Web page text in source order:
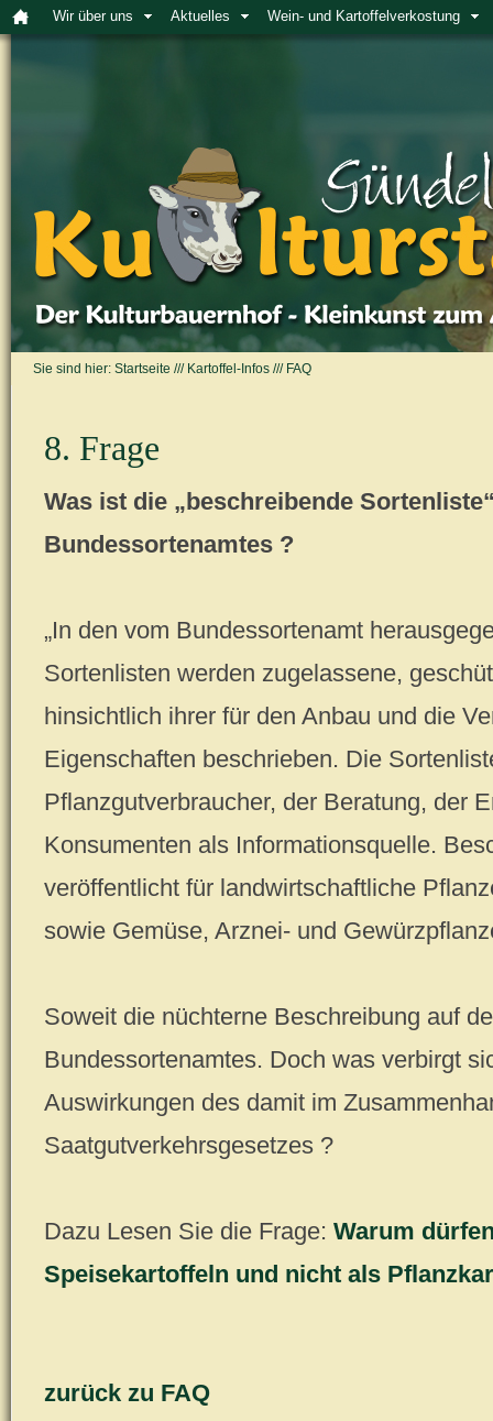
Wir über uns Aktuelles Wein- und Kartoffelverkostung
Sie sind hier: Startseite /// Kartoffel-Infos /// FAQ
8. Frage
Was ist die „beschreibende
Bundessortenamtes ?
„In den vom Bundessortenamt
Sortenlisten werden zugelassene,
hinsichtlich ihrer für den Anbau und die
Eigenschaften beschrieben. Die
Pflanzgutverbraucher, der Beratung, der
Konsumenten als Informationsquelle.
veröffentlicht für landwirtschaftliche
sowie Gemüse, Arznei- und
Soweit die nüchterne Beschreibung auf
Bundessortenamtes. Doch was verbirgt
Auswirkungen des damit im
Saatgutverkehrsgesetzes ?
Dazu Lesen Sie die Frage: Warum
Speisekartoffeln und nicht als
zurück zu FAQ